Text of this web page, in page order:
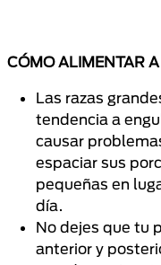
CÓMO ALIMENTAR
Las razas
tendencia a
causar
espaciar sus
pequeñas en
día.
No dejes que tu
anterior y